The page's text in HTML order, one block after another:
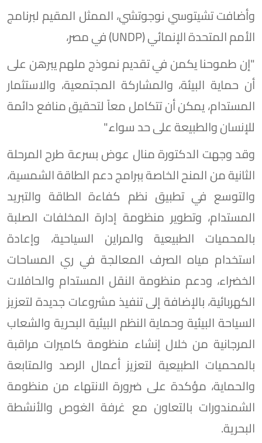
وأضافت تشيتوسي نوجوتشي، الممثل المقيم لبرنامج
الأمم المتحدة الإنمائي (UNDP) في مصر،
"إن طموحنا يكمن في تقديم نموذج ملهم يبرهن على
أن حماية البيئة، والمشاركة المجتمعية، والاستثمار
المستدام، يمكن أن تتكامل معاً لتحقيق منافع دائمة
للإنسان والطبيعة على حد سواء."
وقد وجهت الدكتورة منال عوض بسرعة طرح المرحلة
الثانية من المنح الخاصة ببرامج دعم الطاقة الشمسية،
والتوسع في تطبيق نظم كفاءة الطاقة والتبريد
المستدام، وتطوير منظومة إدارة المخلفات الصلبة
بالمحميات الطبيعية والمراين السياحية، وإعادة
استخدام مياه الصرف المعالجة في ري المساحات
الخضراء، ودعم منظومة النقل المستدام والحافلات
الكهربائية، بالإضافة إلى تنفيذ مشروعات جديدة لتعزيز
السياحة البيئية وحماية النظم البيئية البحرية والشعاب
المرجانية من خلال إنشاء منظومة كاميرات مراقبة
بالمحميات الطبيعية لتعزيز أعمال الرصد والمتابعة
والحماية، مؤكدة على ضرورة الانتهاء من منظومة
الشمندورات بالتعاون مع غرفة الغوص والأنشطة
البحرية.